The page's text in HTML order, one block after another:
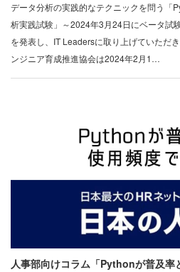
データ分析の実践的なテクニックを問う「
析実践試験」～2024年3月24日にベータ試
を発表し、IT Leadersに取り上げていただ
ンジニア育成推進協会は2024年2月1…
人事部向けコラム「Pythonが普及率